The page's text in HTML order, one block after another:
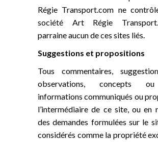
Régie Transport.com ne
société Art Régie
parraine aucun de ces sites liés.
Suggestions et propositions
Tous commentaires,
observations, concepts
informations communiqués ou
l’intermédiaire de ce site, ou en
des demandes formulées sur le
considérés comme la propriété